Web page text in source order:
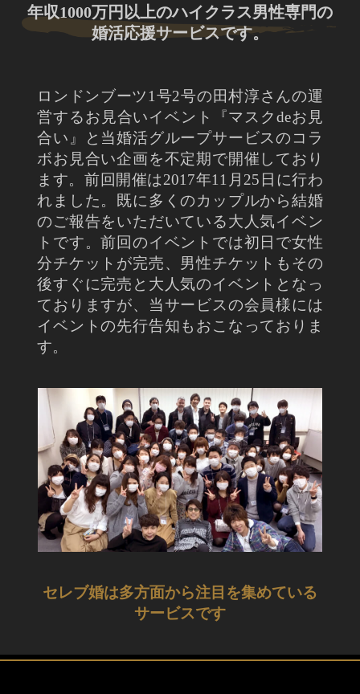
年収1000万円以上のハイクラス男性専門の
婚活応援サービスです。
ロンドンブーツ1号2号の田村淳さんの運
営するお見合いイベント『マスクdeお見
合い』と当婚活グループサービスのコラ
ボお見合い企画を不定期で開催しており
ます。前回開催は2017年11月25日に行わ
れました。既に多くのカップルから結婚
のご報告をいただいている大人気イベン
トです。前回のイベントでは初日で女性
分チケットが完売、男性チケットもその
後すぐに完売と大人気のイベントとなっ
ておりますが、当サービスの会員様には
イベントの先行告知もおこなっておりま
す。
セレブ婚は多方面から注目を集めている
サービスです